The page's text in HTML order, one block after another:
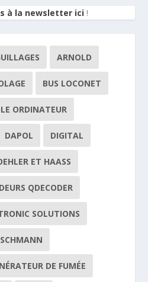
à la newsletter ici!
ARNOLD
BUS LOCONET
ORDINATEUR
DAPOL DIGITAL
ET HAASS
QDECODER
SOLUTIONS
DE FUMÉE